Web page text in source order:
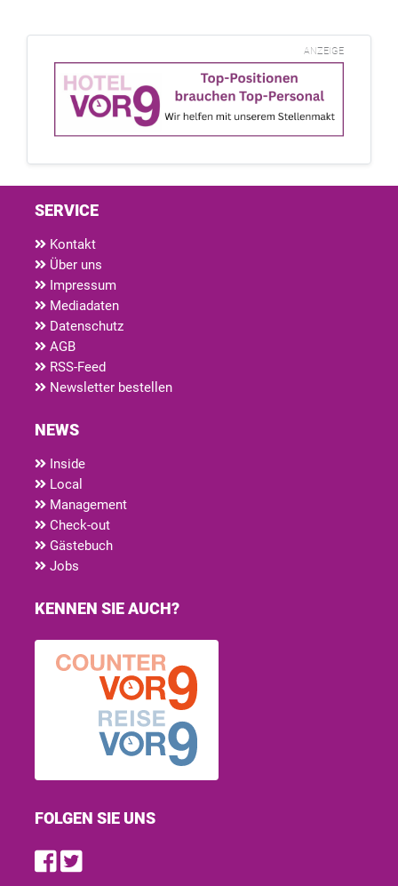
ANZEIGE
SERVICE
Kontakt
Über uns
Impressum
Mediadaten
Datenschutz
AGB
RSS-Feed
Newsletter bestellen
NEWS
Inside
Local
Management
Check-out
Gästebuch
Jobs
KENNEN SIE AUCH?
FOLGEN SIE UNS
Find us on Facebook
Follow us on Twitter